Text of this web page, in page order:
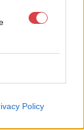
Policy